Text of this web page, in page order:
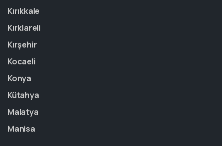
Kırıkkale
Kırklareli
Kırşehir
Kocaeli
Konya
Kütahya
Malatya
Manisa